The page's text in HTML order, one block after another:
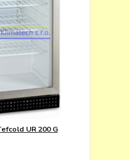
UR 200 G